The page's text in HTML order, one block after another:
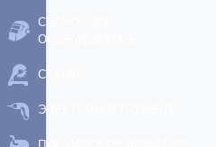
СВАРОЧНОЕ
ОБОРУДОВАНИЕ
СТАНКИ
ЭЛЕКТРОИНСТРУМЕНТ